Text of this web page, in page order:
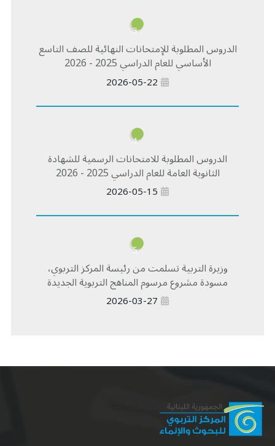
3
الدروس المطلوبة للإمتحانات النهائية للصف التاسع
الأساسي للعام الدراسي 2025 - 2026
2026-05-22
4
الدروس المطلوبة للامتحانات الرسمية للشهادة
الثانوية العامة للعام الدراسي 2025 - 2026
2026-05-15
5
وزيرة التربية تسلمت من رئيسة المركز التربوي،
مسودة مشروع مرسوم المناهج التربوية الجديدة
2026-03-27